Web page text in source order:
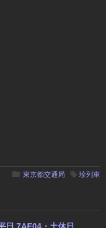
東京都交通局 珍列車
日 7AE04・土休日